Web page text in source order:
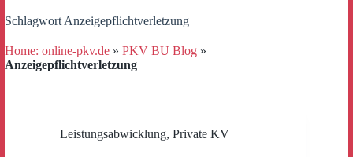
Schlagwort Anzeigepflichtverletzung
Home: online-pkv.de » PKV BU Blog »
Anzeigepflichtverletzung
Leistungsabwicklung, Private KV